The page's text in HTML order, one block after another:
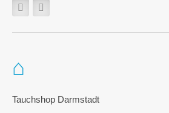
Tauchshop Darmstadt